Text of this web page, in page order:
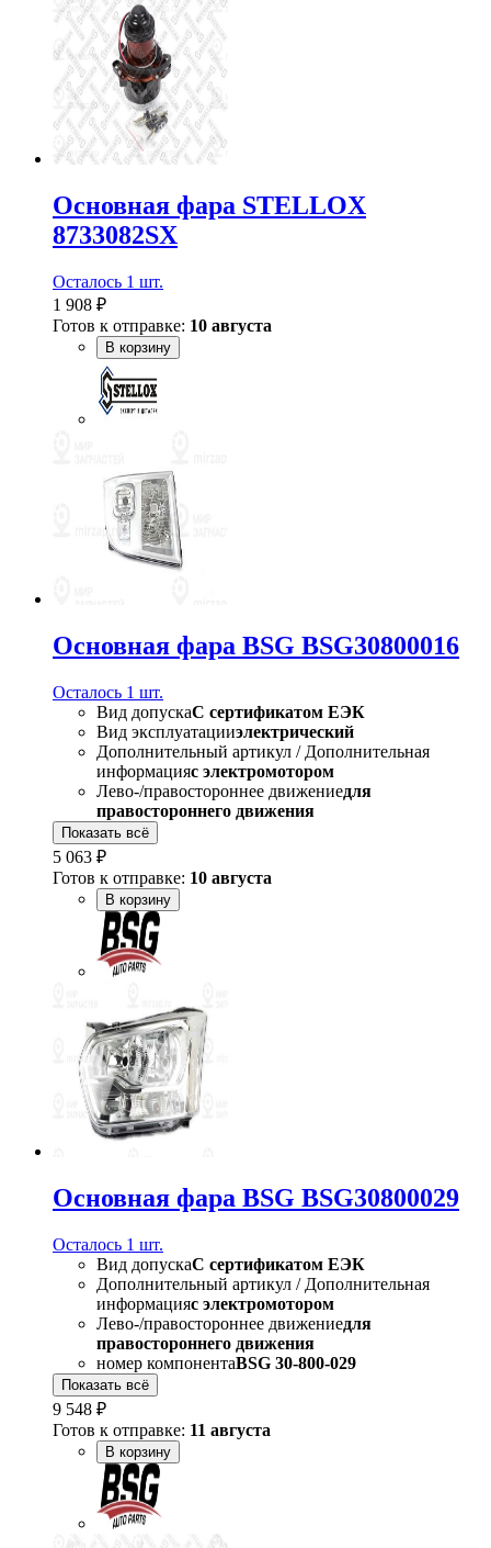
Основная фара STELLOX
8733082SX
Осталось 1 шт.
1 908 ₽
Готов к отправке: 10 августа
В корзину
Основная фара BSG BSG30800016
Осталось 1 шт.
Вид допускаC сертификатом ЕЭК
Вид эксплуатацииэлектрический
Дополнительный артикул / Дополнительная
информацияс электромотором
Лево-/правостороннее движениедля
правостороннего движения
Показать всё
5 063 ₽
Готов к отправке: 10 августа
В корзину
Основная фара BSG BSG30800029
Осталось 1 шт.
Вид допускаC сертификатом ЕЭК
Дополнительный артикул / Дополнительная
информацияс электромотором
Лево-/правостороннее движениедля
правостороннего движения
номер компонентаBSG 30-800-029
Показать всё
9 548 ₽
Готов к отправке: 11 августа
В корзину